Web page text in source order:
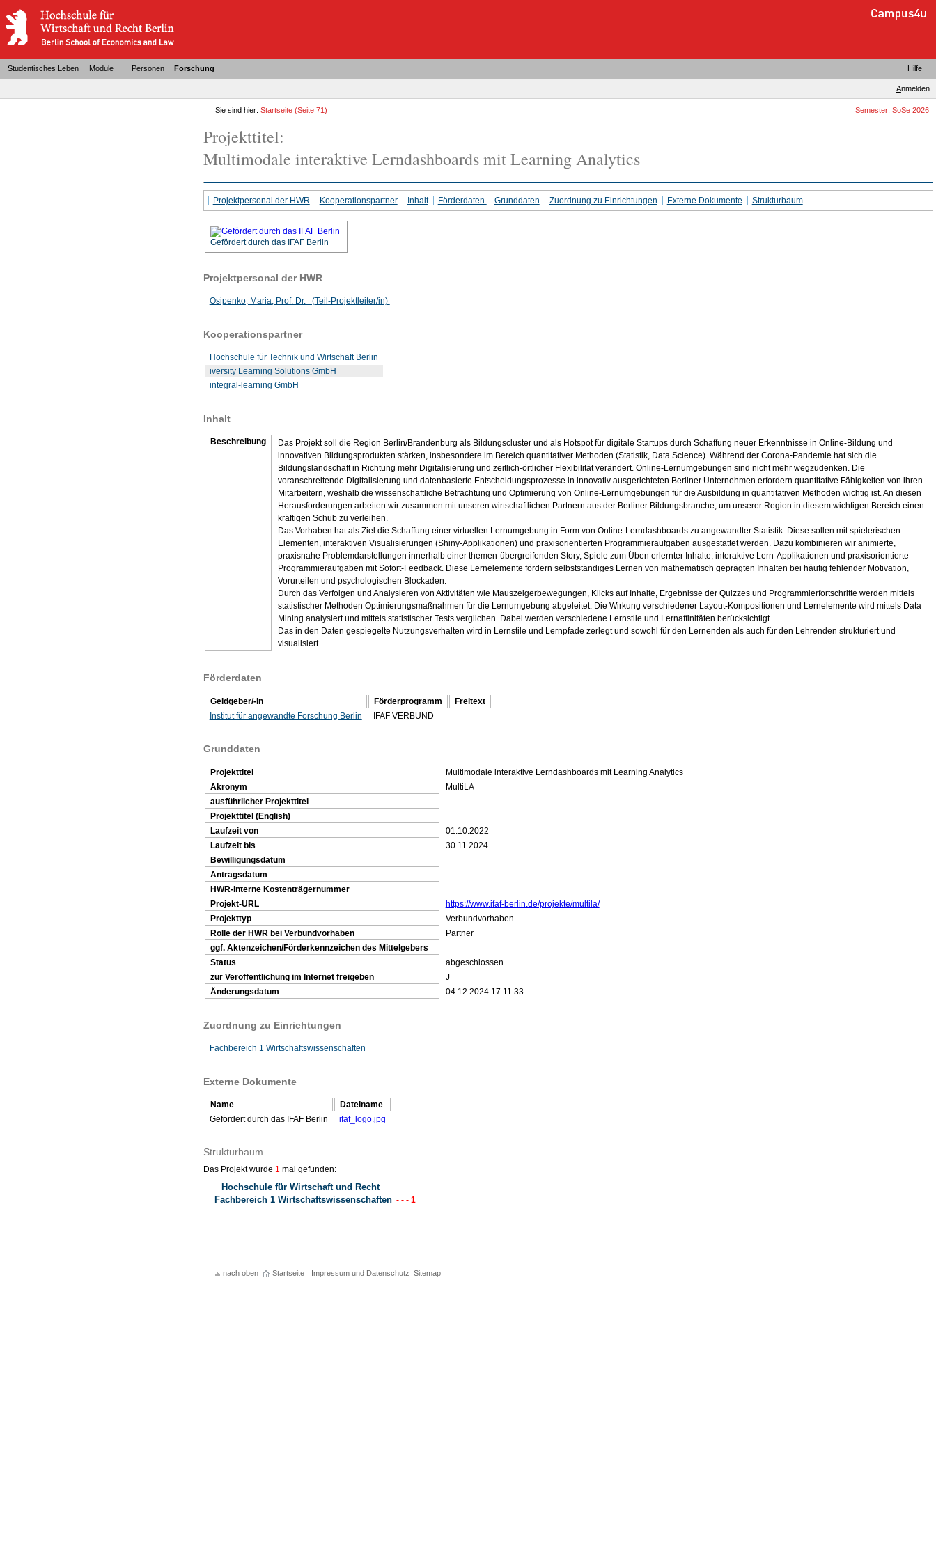
Studentisches Leben Module Personen Forschung Hilfe
Anmelden
Sie sind hier:Startseite (Seite 71) Semester: SoSe 2026
Projekttitel:
Multimodale interaktive Lerndashboards mit Learning Analytics
Projektpersonal der HWR Kooperationspartner Inhalt Förderdaten Grunddaten Zuordnung zu Einrichtungen Externe Dokumente Strukturbaum
Gefördert durch das IFAF Berlin
Projektpersonal der HWR
Osipenko, Maria, Prof. Dr. (Teil-Projektleiter/in)
Kooperationspartner
Hochschule für Technik und Wirtschaft Berlin
iversity Learning Solutions GmbH
integral-learning GmbH
Inhalt
Beschreibung
Das Projekt soll die Region Berlin/Brandenburg als Bildungscluster und als Hotspot für digitale Startups durch Schaffung neuer Erkenntnisse in Online-Bildung und
innovativen Bildungsprodukten stärken, insbesondere im Bereich quantitativer Methoden (Statistik, Data Science). Während der Corona-Pandemie hat sich die
Bildungslandschaft in Richtung mehr Digitalisierung und zeitlich-örtlicher Flexibilität verändert. Online-Lernumgebungen sind nicht mehr wegzudenken. Die
voranschreitende Digitalisierung und datenbasierte Entscheidungsprozesse in innovativ ausgerichteten Berliner Unternehmen erfordern quantitative Fähigkeiten von ihren
Mitarbeitern, weshalb die wissenschaftliche Betrachtung und Optimierung von Online-Lernumgebungen für die Ausbildung in quantitativen Methoden wichtig ist. An diesen
Herausforderungen arbeiten wir zusammen mit unseren wirtschaftlichen Partnern aus der Berliner Bildungsbranche, um unserer Region in diesem wichtigen Bereich einen
kräftigen Schub zu verleihen.
Das Vorhaben hat als Ziel die Schaffung einer virtuellen Lernumgebung in Form von Online-Lerndashboards zu angewandter Statistik. Diese sollen mit spielerischen
Elementen, interaktiven Visualisierungen (Shiny-Applikationen) und praxisorientierten Programmieraufgaben ausgestattet werden. Dazu kombinieren wir animierte,
praxisnahe Problemdarstellungen innerhalb einer themen-übergreifenden Story, Spiele zum Üben erlernter Inhalte, interaktive Lern-Applikationen und praxisorientierte
Programmieraufgaben mit Sofort-Feedback. Diese Lernelemente fördern selbstständiges Lernen von mathematisch geprägten Inhalten bei häufig fehlender Motivation,
Vorurteilen und psychologischen Blockaden.
Durch das Verfolgen und Analysieren von Aktivitäten wie Mauszeigerbewegungen, Klicks auf Inhalte, Ergebnisse der Quizzes und Programmierfortschritte werden mittels
statistischer Methoden Optimierungsmaßnahmen für die Lernumgebung abgeleitet. Die Wirkung verschiedener Layout-Kompositionen und Lernelemente wird mittels Data
Mining analysiert und mittels statistischer Tests verglichen. Dabei werden verschiedene Lernstile und Lernaffinitäten berücksichtigt.
Das in den Daten gespiegelte Nutzungsverhalten wird in Lernstile und Lernpfade zerlegt und sowohl für den Lernenden als auch für den Lehrenden strukturiert und
visualisiert.
Förderdaten
Geldgeber/-in Förderprogramm
Freitext
Institut für angewandte Forschung Berlin
IFAF VERBUND
Grunddaten
Projekttitel
Multimodale interaktive Lerndashboards mit Learning Analytics
Akronym
MultiLA
ausführlicher Projekttitel
Projekttitel (English)
Laufzeit von
01.10.2022
Laufzeit bis
30.11.2024
Bewilligungsdatum
Antragsdatum
HWR-interne Kostenträgernummer
Projekt-URL
https://www.ifaf-berlin.de/projekte/multila/
Projekttyp
Verbundvorhaben
Rolle der HWR bei Verbundvorhaben
Partner
ggf. Aktenzeichen/Förderkennzeichen des Mittelgebers
Status
abgeschlossen
zur Veröffentlichung im Internet freigeben
J
Änderungsdatum
04.12.2024 17:11:33
Zuordnung zu Einrichtungen
Fachbereich 1 Wirtschaftswissenschaften
Externe Dokumente
Name
Dateiname
Gefördert durch das IFAF Berlin
ifaf_logo.jpg
Strukturbaum
Das Projekt wurde 1 mal gefunden:
Hochschule für Wirtschaft und Recht
Fachbereich 1 Wirtschaftswissenschaften - - - 1
nach oben Startseite Impressum und Datenschutz Sitemap